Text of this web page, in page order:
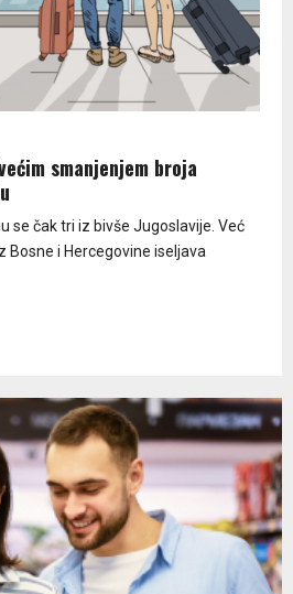
smanjenjem broja
se čak tri iz bivše Jugoslavije. Već
Bosne i Hercegovine iseljava